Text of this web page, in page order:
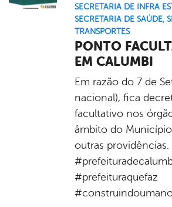
SECRETARIA DE INFRA
SECRETARIA DE SAÚDE,
TRANSPORTES
PONTO
EM CALUMBI
Em razão do 7 de
nacional), fica
facultativo nos
âmbito do
outras providências. .
#prefeituraquefaz